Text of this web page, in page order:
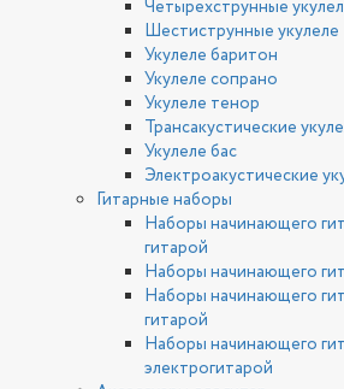
Четырехструнные
Шестиструнные укулеле
Укулеле баритон
Укулеле сопрано
Укулеле тенор
Трансакустические
Укулеле бас
Электроакустические
Гитарные наборы
Наборы начинающего
гитарой
Наборы начинающего
Наборы начинающего
гитарой
Наборы начинающего
электрогитарой